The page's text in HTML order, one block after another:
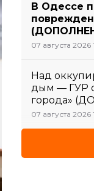
В Одессе
07 августа 2026
Над
дым — ГУР
города»
07 августа 2026